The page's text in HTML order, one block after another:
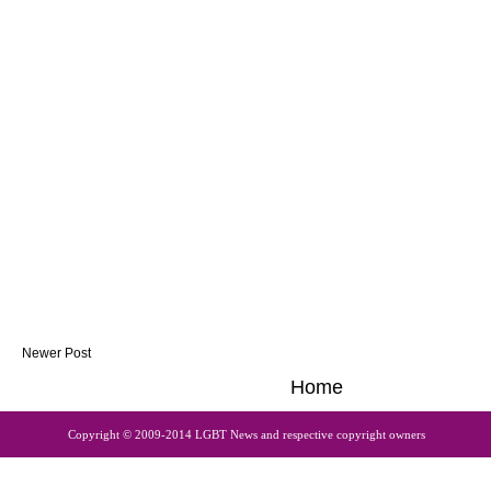
Newer Post
Home
Copyright © 2009-2014 LGBT News and respective copyright owners